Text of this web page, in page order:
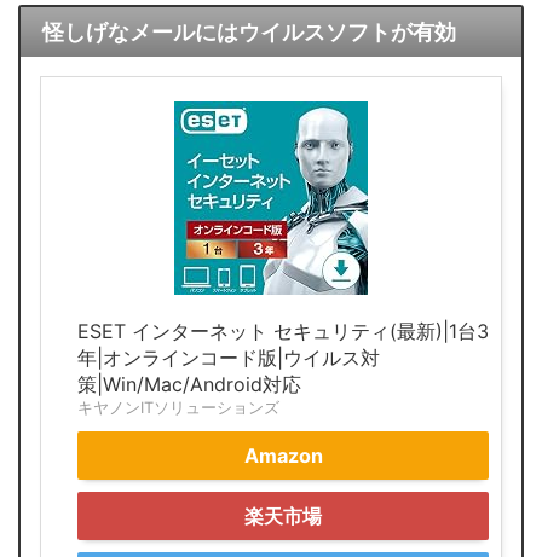
怪しげなメールにはウイルスソフトが有効
ESET インターネット セキュリティ(最新)|1台3
年|オンラインコード版|ウイルス対
策|Win/Mac/Android対応
キヤノンITソリューションズ
Amazon
楽天市場